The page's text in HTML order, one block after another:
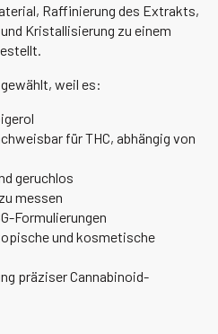
Raffinierung des Extrakts,
Kristallisierung zu einem
weil es:
für THC, abhängig von
geruchlos
messen
Formulierungen
und kosmetische
präziser Cannabinoid-